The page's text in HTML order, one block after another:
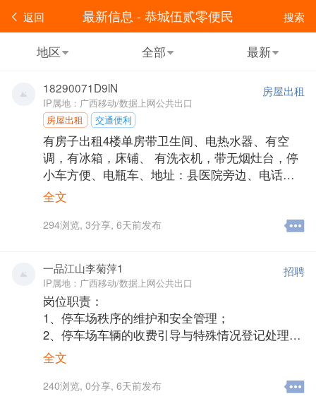
返回 搜索
最新信息 - 恭城伍贰零便民
地区 全部 最新
房屋出租
18290071D9lN
IP属地：广西移动/数据上网公共出口
房屋出租
交通便利
有房子出租4楼单房带卫生间、电热水器、有空
调，有冰箱，床铺、 有洗衣机，带无烟灶台，停
小车方便、电瓶车、地址：县医院旁边、电话
18290071666
联系人:
全文
294浏览, 3分享, 6天前发布
招聘
一品江山李菊萍1
IP属地：广西移动/数据上网公共出口
岗位职责：
1、停车场秩序的维护和安全管理；
2、停车场车辆的收费引导与特殊情况登记处理；
3、发生交通事故及其他特殊事件，控制好现场及
时上报或报警；
4、完成领导交办的其他工作。
全文
240浏览, 0分享, 6天前发布